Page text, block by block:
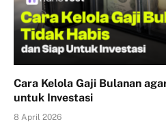
Cara Kelola Gaji Bulanan
untuk Investasi
8 April 2026